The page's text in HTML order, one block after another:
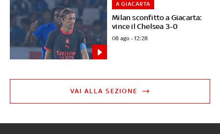
Milan sconfitto a Giacarta:
vince il Chelsea 3-0
A GIACARTA
08 ago - 12:28
VAI ALLA SEZIONE